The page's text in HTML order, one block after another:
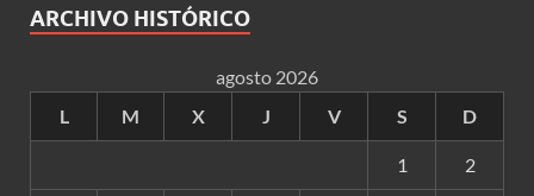
ARCHIVO HISTÓRICO
agosto 2026
L
M X J V S D
1 2